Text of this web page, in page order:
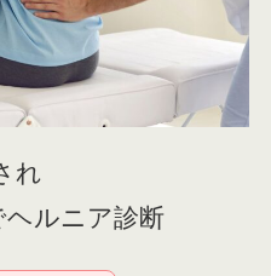
れ
ヘルニア診断